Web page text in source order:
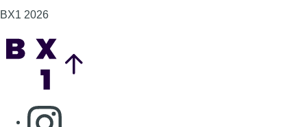
BX1 2026
Consulter page Instagram